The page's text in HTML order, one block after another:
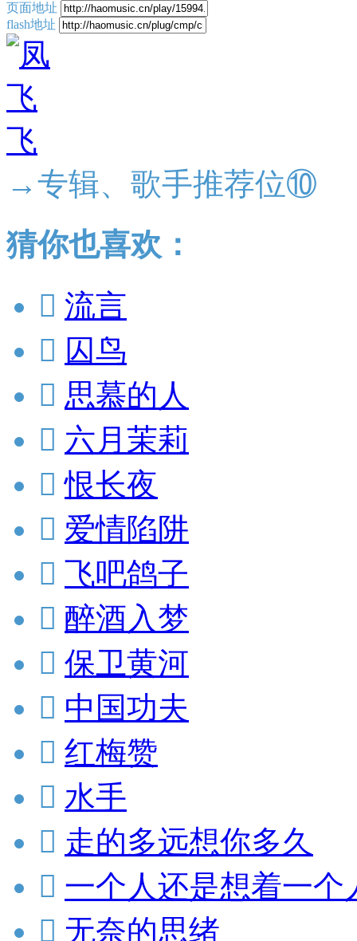
页面地址
flash地址
→专辑、歌手推荐位⑩
猜你也喜欢：
 流言
 囚鸟
 思慕的人
 六月茉莉
 恨长夜
 爱情陷阱
 飞吧鸽子
 醉酒入梦
 保卫黄河
 中国功夫
 红梅赞
 水手
 走的多远想你多久
 一个人还是想着一个
 无奈的思绪